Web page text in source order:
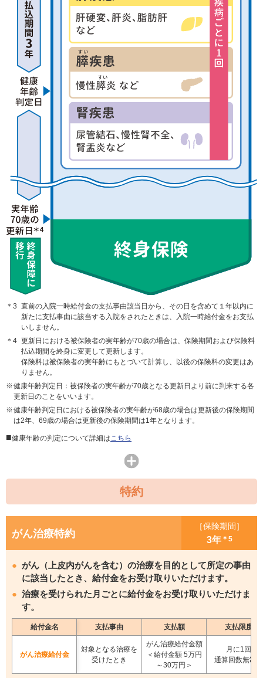
直前の入院一時給付金の支払事由該当日から、その日を含めて１年以内に
新たに支払事由に該当する入院をされたときは、入院一時給付金をお支払
いしません。
更新日における被保険者の実年齢が70歳の場合は、保険期間および保険料
払込期間を終身に変更して更新します。
保険料は被保険者の実年齢にもとづいて計算し、以後の保険料の変更はあ
りません。
健康年齢判定日：被保険者の実年齢が70歳となる更新日より前に到来する各
更新日のことをいいます。
健康年齢判定日における被保険者の実年齢が68歳の場合は更新後の保険期間
は2年、69歳の場合は更新後の保険期間は1年となります。
健康年齢の判定について詳細は こちら
特約
がん治療特約
［保険期間］
3年＊5
がん（上皮内がんを含む）の治療を目的として所定の事由
に該当したとき、給付金をお受け取りいただけます。
治療を受けられた月ごとに給付金をお受け取りいただけま
す。
給付金名 支払事由 支払額 支払限度
がん治療給付金
対象となる治療を
受けたとき
がん治療給付金額
＜給付金額 5万円
～30万円＞
月に1回
通算回数無制限